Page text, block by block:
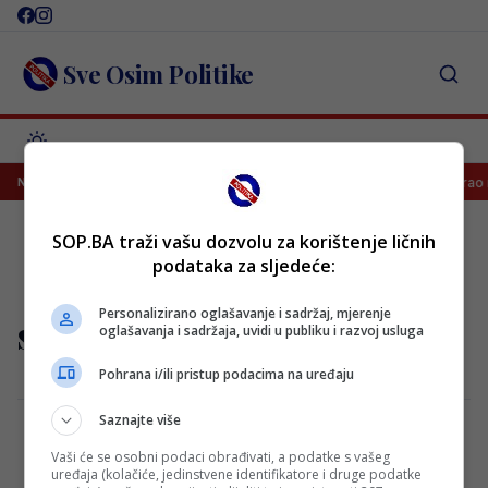
Skip
content Sve Osim Politike
NAJNOVIJEčaršiju”: ‘Zna se šta njih najviše boli..’ U Sarajevu
ssarajevo
Dogovor klubova: U Širokom Brijegu neće
SOP.BA traži vašu dozvolu za korištenje ličnih
podataka za sljedeće:
Personalizirano oglašavanje i sadržaj, mjerenje
oglašavanja i sadržaja, uvidi u publiku i razvoj usluga
Pohrana i/ili pristup podacima na uređaju
Saznajte više
Vaši će se osobni podaci obrađivati, a podatke s vašeg
uređaja (kolačiće, jedinstvene identifikatore i druge podatke